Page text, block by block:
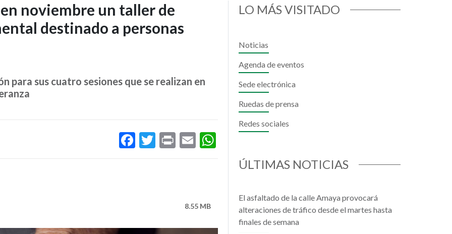
noviembre un taller de
destinado a personas
para sus cuatro sesiones que se realizan en
Facebook
Twitter
PrintEmailWhatsApp
8.55 MB
LO MÁS VISITADO
Noticias
Agenda de eventos
Sede electrónica
Ruedas de prensa
Redes sociales
ÚLTIMAS NOTICIAS
El asfaltado de la calle Amaya provocará
alteraciones de tráfico desde el martes hasta
finales de semana